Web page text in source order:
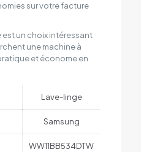
sur votre facture
un choix intéressant
une machine à
et économe en
Lave-linge
Samsung
WW11BB534DTW